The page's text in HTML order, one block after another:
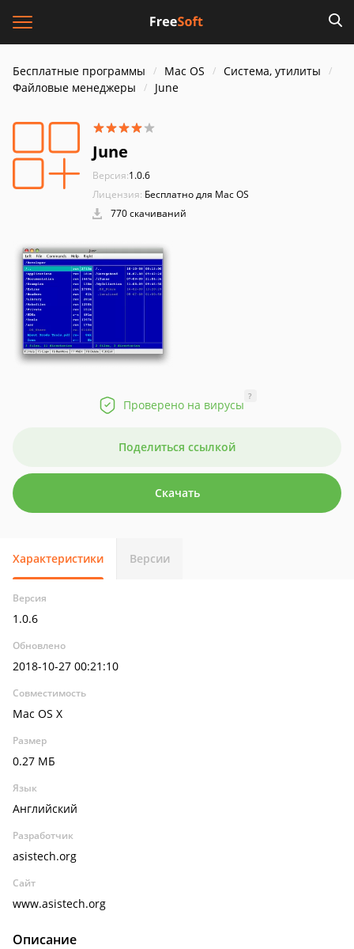
Бесплатные программы Mac OS
Система, утилиты
Файловые менеджеры
June
June
Версия:1.0.6
Лицензия: Бесплатно для Mac OS
770 скачиваний
Проверено на вирусы
?
Поделиться ссылкой
Скачать
Характеристики Версии
Версия
1.0.6
Обновлено
2018-10-27 00:21:10
Совместимость
Mac OS X
Размер
0.27 МБ
Язык
Английский
Разработчик
asistech.org
Сайт
www.asistech.org
Описание